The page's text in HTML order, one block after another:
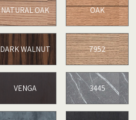
OAK
NATURAL OAK
7952
DARK WALNUT
3445
VENGA